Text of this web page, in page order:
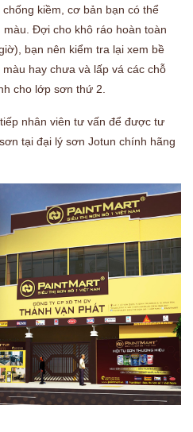
kiềm, cơ bản bạn có thể
Đợi cho khô ráo hoàn toàn
bạn nên kiểm tra lại xem bề
hay chưa và lấp vá các chỗ
cho lớp sơn thứ 2.
nhân viên tư vấn để được tư
tại đại lý sơn Jotun chính hãng